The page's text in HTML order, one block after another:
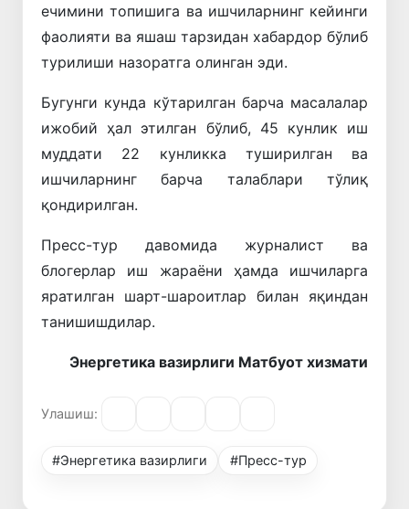
ечимини топишига ва ишчиларнинг кейинги
фаолияти ва яшаш тарзидан хабардор бўлиб
турилиши назоратга олинган эди.
Бугунги кунда кўтарилган барча масалалар
ижобий ҳал этилган бўлиб, 45 кунлик иш
муддати 22 кунликка туширилган ва
ишчиларнинг барча талаблари тўлиқ
қондирилган.
Пресс-тур давомида журналист ва
блогерлар иш жараёни ҳамда ишчиларга
яратилган шарт-шароитлар билан яқиндан
танишишдилар.
Энергетика вазирлиги Матбуот хизмати
Улашиш:
#Энергетика вазирлиги #Пресс-тур